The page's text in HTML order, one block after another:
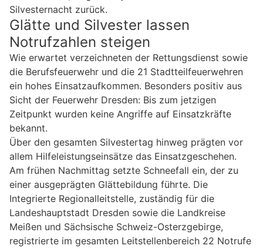
Silvesternacht zurück.
Glätte und Silvester lassen
Notrufzahlen steigen
Wie erwartet verzeichneten der Rettungsdienst sowie
die Berufsfeuerwehr und die 21 Stadtteilfeuerwehren
ein hohes Einsatzaufkommen. Besonders positiv aus
Sicht der Feuerwehr Dresden: Bis zum jetzigen
Zeitpunkt wurden keine Angriffe auf Einsatzkräfte
bekannt.
Über den gesamten Silvestertag hinweg prägten vor
allem Hilfeleistungseinsätze das Einsatzgeschehen.
Am frühen Nachmittag setzte Schneefall ein, der zu
einer ausgeprägten Glättebildung führte. Die
Integrierte Regionalleitstelle, zuständig für die
Landeshauptstadt Dresden sowie die Landkreise
Meißen und Sächsische Schweiz-Osterzgebirge,
registrierte im gesamten Leitstellenbereich 22 Notrufe